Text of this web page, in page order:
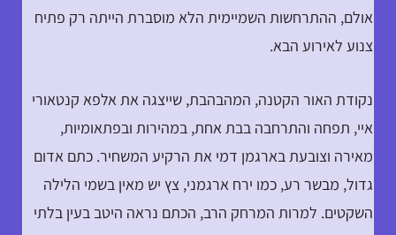
אולם, ההתרחשות השמיימית הלא מוסברת הייתה רק פתיח
צנוע לאירוע הבא.
נקודת האור הקטנה, המהבהבת, שייצגה את אלפא קנטאורי
איי, תפחה והתרחבה בבת אחת, במהירות ובפתאומיות,
מאירה וצובעת בארגמן דמי את הרקיע המשחיר. כתם אדום
גדול, מבשר רע, כמו ירח ארגמני, צץ יש מאין בשמי הלילה
השקטים. למרות המרחק הרב, הכתם נראה היטב בעין בלתי